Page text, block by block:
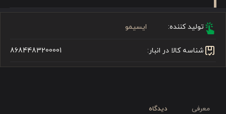
تولید کننده: ایسیمو
شناسه کالا در انبار: 8684483200001
معرفی دیدگاه